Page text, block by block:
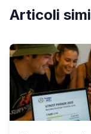
Articoli